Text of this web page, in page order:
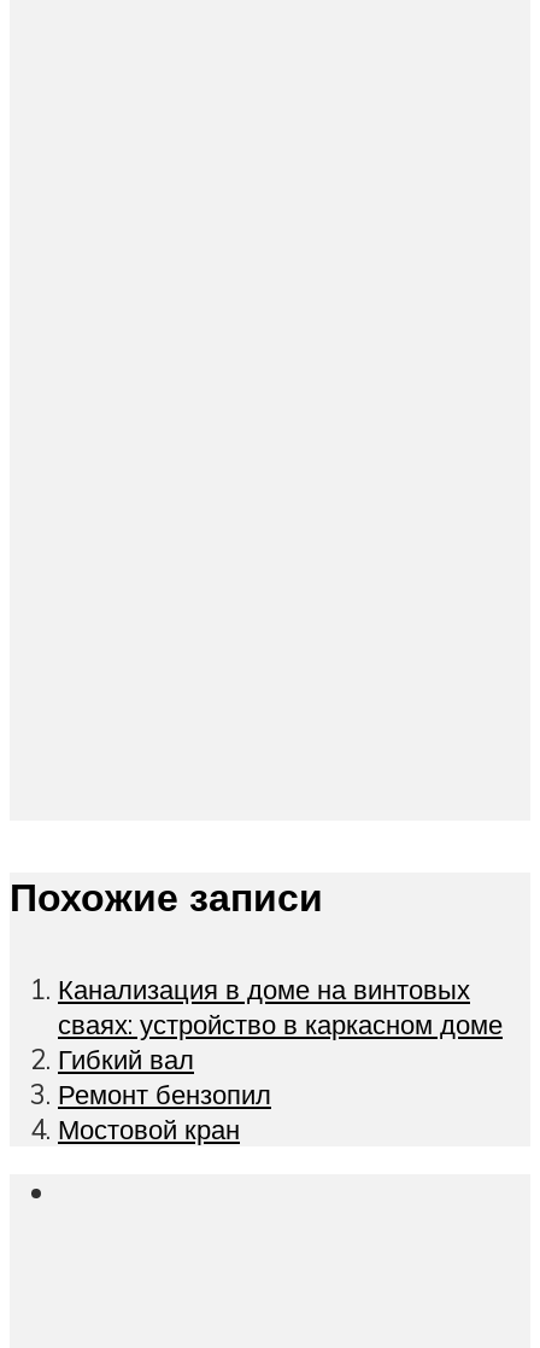
Похожие записи
Канализация в доме на винтовых
сваях: устройство в каркасном доме
Гибкий вал
Ремонт бензопил
Мостовой кран